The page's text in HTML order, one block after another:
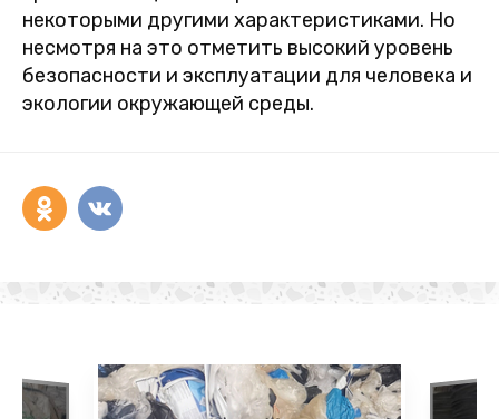
некоторыми другими характеристиками. Но
несмотря на это отметить высокий уровень
безопасности и эксплуатации для человека и
экологии окружающей среды.